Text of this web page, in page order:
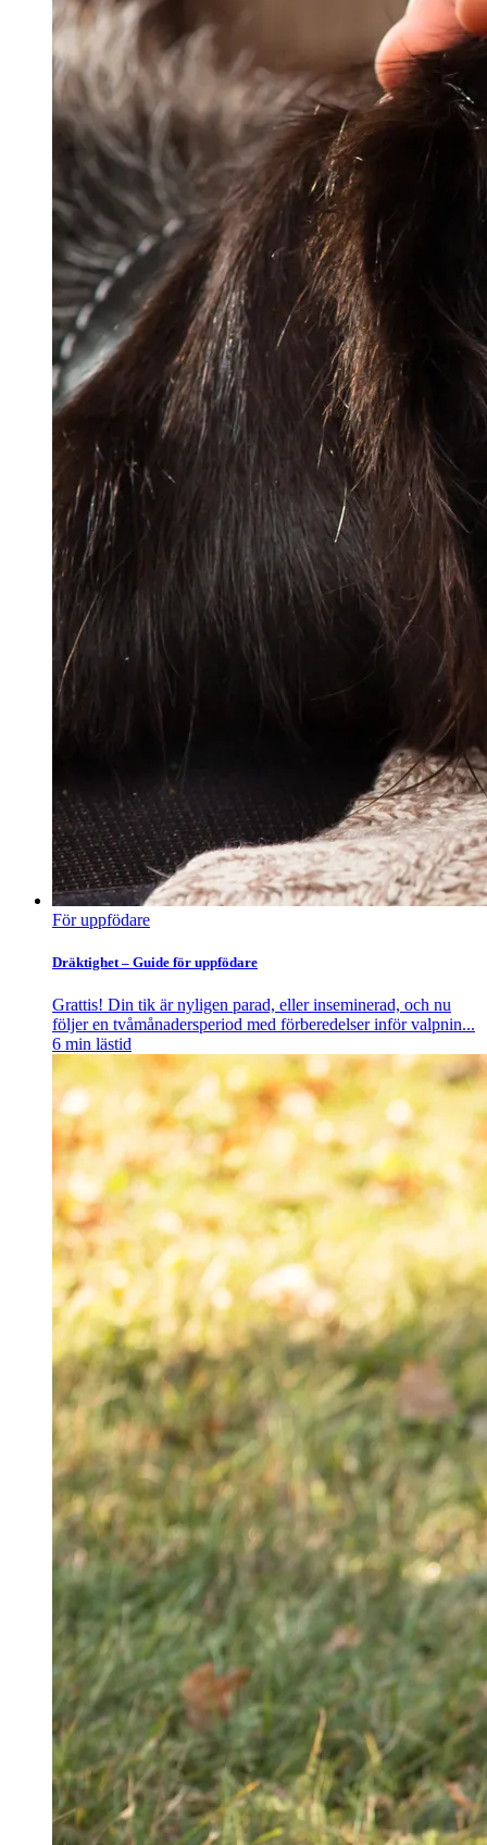
För uppfödare
Dräktighet – Guide för uppfödare
Grattis! Din tik är nyligen parad, eller inseminerad, och nu
följer en tvåmånadersperiod med förberedelser inför valpnin...
6 min lästid